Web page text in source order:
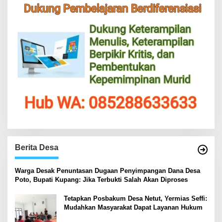
Berita Desa
‎Warga Desak Penuntasan Dugaan Penyimpangan Dana Desa
Poto, Bupati Kupang: Jika Terbukti Salah Akan Diproses
Tetapkan Posbakum Desa Netut, Yermias Seffi:
Mudahkan Masyarakat Dapat Layanan Hukum